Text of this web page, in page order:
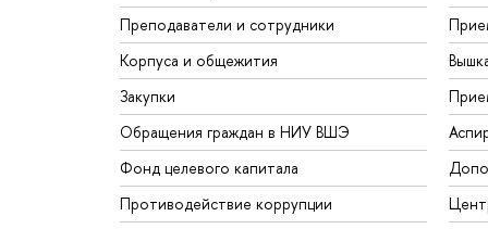
Преподаватели и сотрудники
Корпуса и общежития
Закупки
Обращения граждан в НИУ ВШЭ
Фонд целевого капитала
Противодействие коррупции